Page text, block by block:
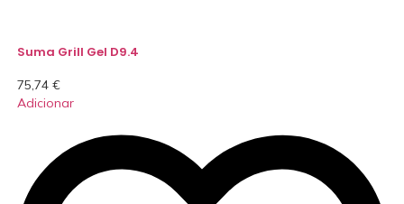
Suma Grill Gel D9.4
75,74 €
Adicionar